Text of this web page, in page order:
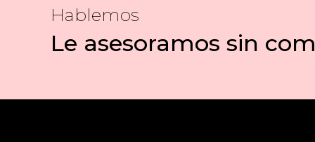
Hablemos
Le asesoramos sin